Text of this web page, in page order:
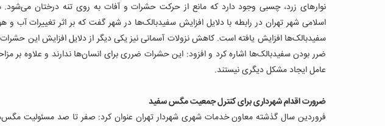
نوارهای زرد، چسبی وجود دارد که مانع از حركت حشرات و آفات به روی تنه درختان
اسلامی شهر تهران در رابطه با دلایل افزایش سفیدبالک‌ها در شهر گفت که بر اثر تغییرات آب
سفیدبالک‌ها افزایش یافته است. کاهش نزولات آسمانی نیز یکی دیگر از دلایل افزایش این
ضرر بودن سفیدبالک‌ها اشاره کرد و افزود: این حشرات ضرری برای انسان‌ها ندارند و علاوه بر
عامل ایجاد مشکل دیگری نیستند.
ضرورت اقدام شهرداری برای کنترل جمعیت مگس سفید
فروردین سال گذشته معاون خدمات شهری شهردار تهران عنوان کرد: صفر تا صد مسئولیت